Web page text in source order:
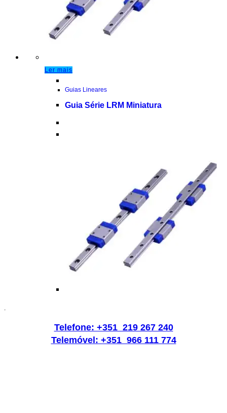
Ler mais
Guias Lineares
Guia Série LRM Miniatura
.
Telefone: +351 219 267 240
Telemóvel: +351 966 111 774